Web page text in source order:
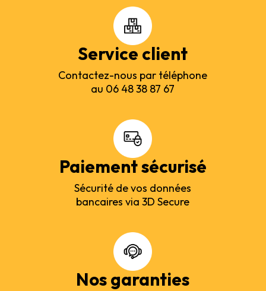
Service client
Contactez-nous par téléphone
au 06 48 38 87 67
Paiement sécurisé
Sécurité de vos données
bancaires via 3D Secure
Nos garanties